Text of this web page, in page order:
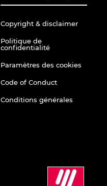
Copyright & disclaimer
Politique de
confidentialité
Paramètres des cookies
Code of Conduct
Conditions générales